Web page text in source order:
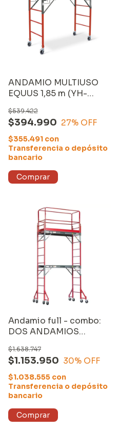
ANDAMIO MULTIUSO
EQUUS 1,85 m (YH-
$394.990
$539.422
27% OFF
$355.491 con
Transferencia o depósito
bancario
Andamio full - combo:
DOS ANDAMIOS
SET de
ESTABILIZADORES y
UNA BARANDA
$1.153.950
$1.638.747
30% OFF
$1.038.555 con
Transferencia o depósito
bancario